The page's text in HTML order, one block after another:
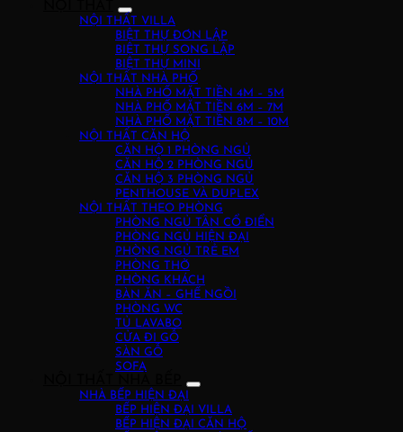
NỘI THẤT VILLA
BIỆT THỰ ĐƠN LẬP
BIỆT THỰ SONG LẬP
BIỆT THỰ MINI
NỘI THẤT NHÀ PHỐ
NHÀ PHỐ MẶT TIỀN 4M – 5M
NHÀ PHỐ MẶT TIỀN 6M – 7M
NHÀ PHỐ MẶT TIỀN 8M – 10M
NỘI THẤT CĂN HỘ
CĂN HỘ 1 PHÒNG NGỦ
CĂN HỘ 2 PHÒNG NGỦ
CĂN HỘ 3 PHÒNG NGỦ
PENTHOUSE VÀ DUPLEX
NỘI THẤT THEO PHÒNG
PHÒNG NGỦ TÂN CỔ ĐIỂN
PHÒNG NGỦ HIỆN ĐẠI
PHÒNG NGỦ TRẺ EM
PHÒNG THỜ
PHÒNG KHÁCH
BÀN ĂN – GHẾ NGỒI
PHÒNG WC
TỦ LAVABO
CỬA ĐI GỖ
SÀN GỖ
SOFA
NHÀ BẾP HIỆN ĐẠI
BẾP HIỆN ĐẠI VILLA
BẾP HIỆN ĐẠI CĂN HỘ